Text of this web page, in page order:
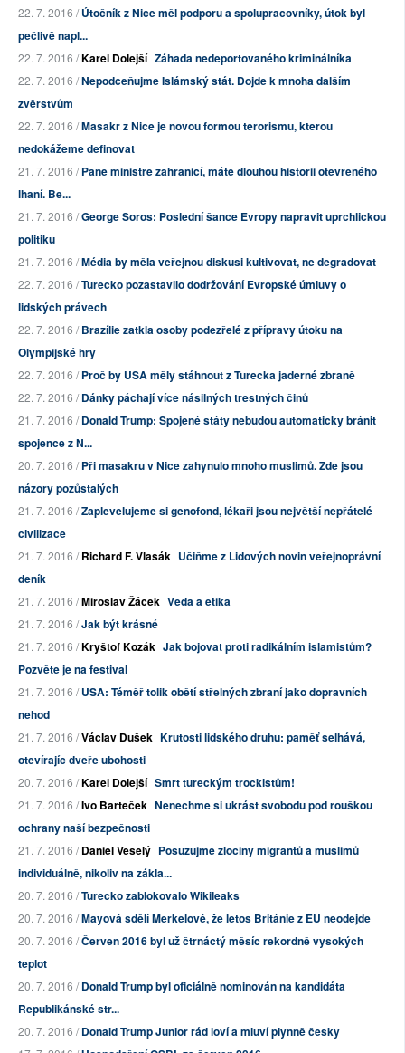
22. 7. 2016 /Útočník z Nice měl podporu a spolupracovníky, útok byl
pečlivě napl...
22. 7. 2016 /Karel Dolejší Záhada nedeportovaného kriminálníka
22. 7. 2016 /Nepodceňujme Islámský stát. Dojde k mnoha dalším
zvěrstvům
22. 7. 2016 /Masakr z Nice je novou formou terorismu, kterou
nedokážeme definovat
21. 7. 2016 /Pane ministře zahraničí, máte dlouhou historii otevřeného
lhaní. Be...
21. 7. 2016 /George Soros: Poslední šance Evropy napravit uprchlickou
politiku
21. 7. 2016 /Média by měla veřejnou diskusi kultivovat, ne degradovat
22. 7. 2016 /Turecko pozastavilo dodržování Evropské úmluvy o
lidských právech
22. 7. 2016 /Brazílie zatkla osoby podezřelé z přípravy útoku na
Olympijské hry
22. 7. 2016 /Proč by USA měly stáhnout z Turecka jaderné zbraně
22. 7. 2016 /Dánky páchají více násilných trestných činů
21. 7. 2016 /Donald Trump: Spojené státy nebudou automaticky bránit
spojence z N...
20. 7. 2016 /Při masakru v Nice zahynulo mnoho muslimů. Zde jsou
názory pozůstalých
21. 7. 2016 /Zaplevelujeme si genofond, lékaři jsou největší nepřátelé
civilizace
21. 7. 2016 /Richard F. Vlasák Učiňme z Lidových novin veřejnoprávní
deník
21. 7. 2016 /Miroslav Žáček Věda a etika
21. 7. 2016 /Jak být krásné
21. 7. 2016 /Kryštof Kozák Jak bojovat proti radikálním islamistům?
Pozvěte je na festival
21. 7. 2016 /USA: Téměř tolik obětí střelných zbraní jako dopravních
nehod
21. 7. 2016 /Václav Dušek Krutosti lidského druhu: paměť selhává,
otevírajíc dveře ubohosti
20. 7. 2016 /Karel Dolejší Smrt tureckým trockistům!
21. 7. 2016 /Ivo Barteček Nenechme si ukrást svobodu pod rouškou
ochrany naší bezpečnosti
21. 7. 2016 /Daniel Veselý Posuzujme zločiny migrantů a muslimů
individuálně, nikoliv na zákla...
20. 7. 2016 /Turecko zablokovalo Wikileaks
20. 7. 2016 /Mayová sdělí Merkelové, že letos Británie z EU neodejde
20. 7. 2016 /Červen 2016 byl už čtrnáctý měsíc rekordně vysokých
teplot
20. 7. 2016 /Donald Trump byl oficiálně nominován na kandidáta
Republikánské str...
20. 7. 2016 /Donald Trump Junior rád loví a mluví plynně česky